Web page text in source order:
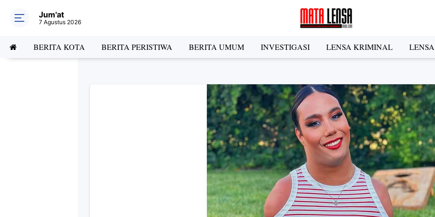
Jum'at
7 Agustus 2026
BERITA KOTA BERITA PERISTIWA BERITA UMUM INVESTIGASI LENSA KRIMINAL